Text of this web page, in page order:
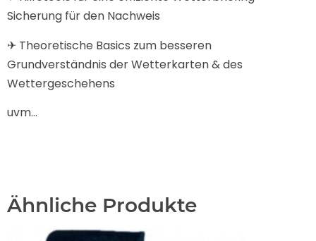
Sicherung für den Nachweis
✈ Theoretische Basics zum besseren
Grundverständnis der Wetterkarten & des
Wettergeschehens ​
uvm…
Ähnliche Produkte